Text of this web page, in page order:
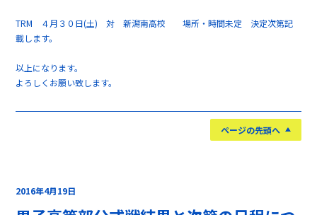
TRM ４月３０日(土) 対 新潟南高校 場所・時間未定 決定次第記
載します。
以上になります。
よろしくお願い致します。
ページの先頭へ
2016年4月19日